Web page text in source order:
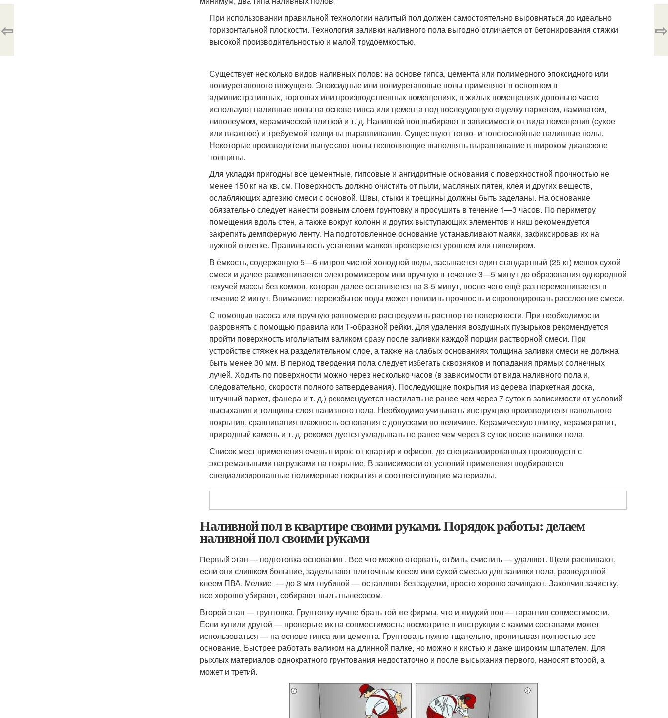
При использовании правильной технологии налитый пол должен самостоятельно выровняться до идеально
горизонтальной плоскости. Технология заливки наливного пола выгодно отличается от бетонирования стяжки
высокой производительностью и малой трудоемкостью.
Существует несколько видов наливных полов: на основе гипса, цемента или полимерного эпоксидного или
полиуретанового вяжущего. Эпоксидные или полиуретановые полы применяют в основном в
административных, торговых или производственных помещениях, в жилых помещениях довольно часто
используют наливные полы на основе гипса или цемента под последующую отделку паркетом, ламинатом,
линолеумом, керамической плиткой и т. д. Наливной пол выбирают в зависимости от вида помещения (сухое
или влажное) и требуемой толщины выравнивания. Существуют тонко- и толстослойные наливные полы.
Некоторые производители выпускают полы позволяющие выполнять выравнивание в широком диапазоне
толщины.
Для укладки пригодны все цементные, гипсовые и ангидритные основания с поверхностной прочностью не
менее 150 кг на кв. см. Поверхность должно очистить от пыли, масляных пятен, клея и других веществ,
ослабляющих адгезию смеси с основой. Швы, стыки и трещины должны быть заделаны. На основание
обязательно следует нанести ровным слоем грунтовку и просушить в течение 1—3 часов. По периметру
помещения вдоль стен, а также вокруг колонн и других выступающих элементов и ниш рекомендуется
закрепить демпферную ленту. На подготовленное основание устанавливают маяки, зафиксировав их на
нужной отметке. Правильность установки маяков проверяется уровнем или нивелиром.
В ёмкость, содержащую 5—6 литров чистой холодной воды, засыпается один стандартный (25 кг) мешок сухой
смеси и далее размешивается электромиксером или вручную в течение 3—5 минут до образования однородной
текучей массы без комков, которая далее оставляется на 3-5 минут, после чего ещё раз перемешивается в
течение 2 минут. Внимание: переизбыток воды может понизить прочность и спровоцировать расслоение смеси.
С помощью насоса или вручную равномерно распределить раствор по поверхности. При необходимости
разровнять с помощью правила или Т-образной рейки. Для удаления воздушных пузырьков рекомендуется
пройти поверхность игольчатым валиком сразу после заливки каждой порции растворной смеси. При
устройстве стяжек на разделительном слое, а также на слабых основаниях толщина заливки смеси не должна
быть менее 30 мм. В период твердения пола следует избегать сквозняков и попадания прямых солнечных
лучей. Ходить по поверхности можно через несколько часов (в зависимости от вида наливного пола и,
следовательно, скорости полного затвердевания). Последующие покрытия из дерева (паркетная доска,
штучный паркет, фанера и т. д.) рекомендуется настилать не ранее чем через 7 суток в зависимости от условий
высыхания и толщины слоя наливного пола. Необходимо учитывать инструкцию производителя напольного
покрытия, сравнивания влажность основания с допусками по величине. Керамическую плитку, керамогранит,
природный камень и т. д. рекомендуется укладывать не ранее чем через 3 суток после наливки пола.
Список мест применения очень широк: от квартир и офисов, до специализированных производств с
экстремальными нагрузками на покрытие. В зависимости от условий применения подбираются
специализированные полимерные покрытия и соответствующие материалы.
Наливной пол в квартире своими руками. Порядок работы: делаем
наливной пол своими руками
Первый этап — подготовка основания . Все что можно оторвать, отбить, счистить — удаляют. Щели расшивают,
если они слишком большие, заделывают плиточным клеем или сухой смесью для заливки пола, разведенной
клеем ПВА. Мелкие — до 3 мм глубиной — оставляют без заделки, просто хорошо зачищают. Закончив зачистку,
все хорошо убирают, собирают пыль пылесосом.
Второй этап — грунтовка. Грунтовку лучше брать той же фирмы, что и жидкий пол — гарантия совместимости.
Если купили другой — проверьте их на совместимость: посмотрите в инструкции с какими составами может
использоваться — на основе гипса или цемента. Грунтовать нужно тщательно, пропитывая полностью все
основание. Быстрее работать валиком на длинной палке, но можно и кистью и даже широким шпателем. Для
рыхлых материалов однократного грунтования недостаточно и после высыхания первого, наносят второй, а
может и третий.
⇦ ⇨